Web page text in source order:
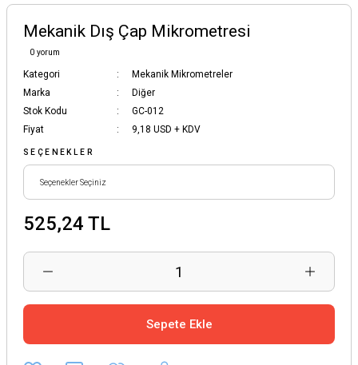
Mekanik Dış Çap Mikrometresi
0 yorum
Kategori
Mekanik Mikrometreler
Marka
Diğer
Stok Kodu
GC-012
Fiyat
9,18 USD + KDV
SEÇENEKLER
525,24 TL
Sepete Ekle